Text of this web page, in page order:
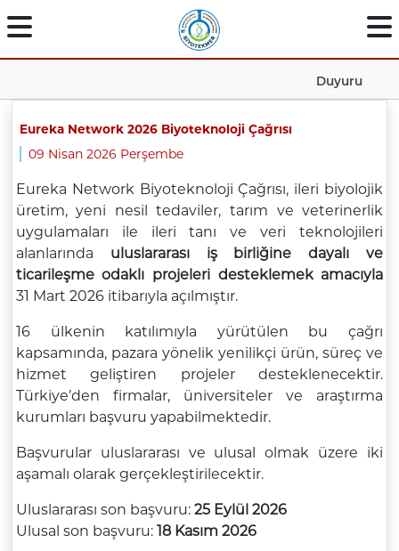
Duyuru
Eureka Network 2026 Biyoteknoloji Çağrısı
09 Nisan 2026 Perşembe
Eureka Network Biyoteknoloji Çağrısı, ileri biyolojik
üretim, yeni nesil tedaviler, tarım ve veterinerlik
uygulamaları ile ileri tanı ve veri teknolojileri
alanlarında uluslararası iş birliğine dayalı ve
ticarileşme odaklı projeleri desteklemek amacıyla
31 Mart 2026 itibarıyla açılmıştır.
16 ülkenin katılımıyla yürütülen bu çağrı
kapsamında, pazara yönelik yenilikçi ürün, süreç ve
hizmet geliştiren projeler desteklenecektir.
Türkiye’den firmalar, üniversiteler ve araştırma
kurumları başvuru yapabilmektedir.
Başvurular uluslararası ve ulusal olmak üzere iki
aşamalı olarak gerçekleştirilecektir.
Uluslararası son başvuru: 25 Eylül 2026
Ulusal son başvuru: 18 Kasım 2026